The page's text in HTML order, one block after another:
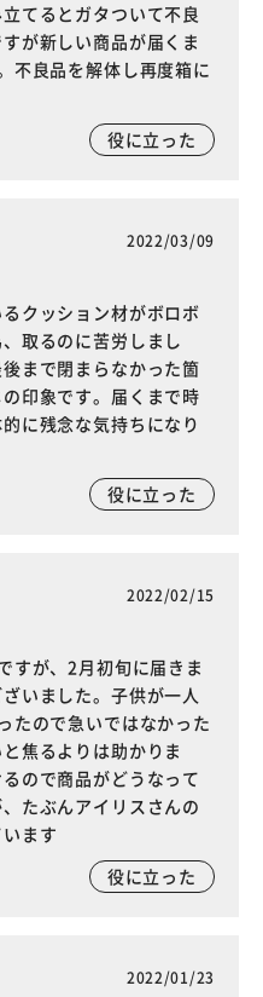
てるとガタついて不良
が新しい商品が届くま
不良品を解体し再度箱に
役に立った
2022/03/09
クッション材がボロボ
取るのに苦労しまし
まで閉まらなかった箇
印象です。届くまで時
に残念な気持ちになり
役に立った
2022/02/15
すが、2月初旬に届きま
いました。子供が一人
たので急いではなかった
焦るよりは助かりま
ので商品がどうなって
たぶんアイリスさんの
ます
役に立った
2022/01/23